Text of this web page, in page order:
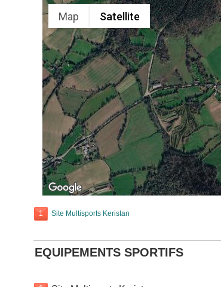
Map Satellite
1 Site Multisports Keristan
EQUIPEMENTS SPORTIFS